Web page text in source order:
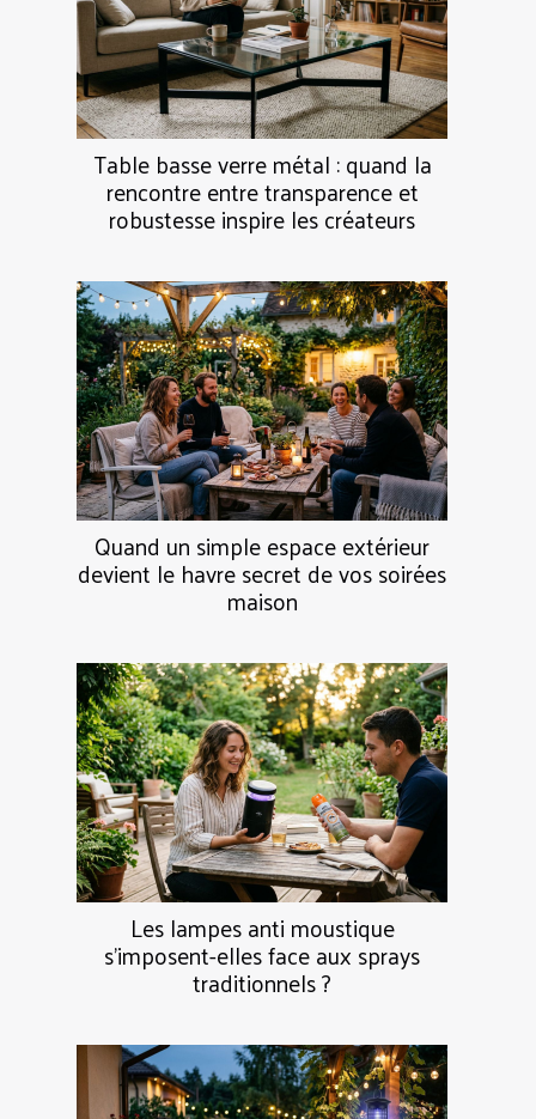
Table basse verre métal : quand la
rencontre entre transparence et
robustesse inspire les créateurs
Quand un simple espace extérieur
devient le havre secret de vos soirées
maison
Les lampes anti moustique
s’imposent-elles face aux sprays
traditionnels ?